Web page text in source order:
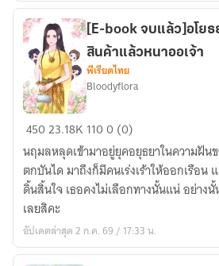
[E-
จบ
แล้ว]อ
โยธ
ยา
จะ
มี
[E-book จบแล้ว]อโย
สินค้าแล้วหนาออเจ้า
พีเรียดไทย
Bloodyflora
45023.18K 1100 (0)
นฤมลหลุดเข้ามาอยู่ยุคอยุธยาในความฝัน
ตกบันได มาถึงก็มีคนเร่งเร้าให้ออกเรือน
ดิ้นสิ้นใจ เธอคงไม่เลือกทางนั้นแน่ อย่างนั้
เลยสิคะ
อัปเดตล่าสุด 2 ก.ค. 69 / 17:33 น.